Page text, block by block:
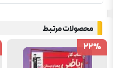
محصولات مرتبط
22%
22%